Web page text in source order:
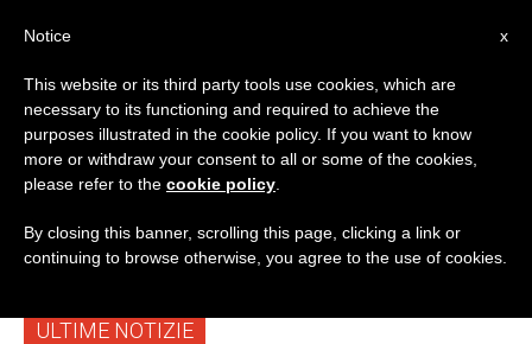
TAG
Posts Tagged ‘mons.
William Shomali’
ULTIME NOTIZIE
x
Notice
This website or its third party tools use cookies, which are
necessary to its functioning and required to achieve the
purposes illustrated in the cookie policy. If you want to know
more or withdraw your consent to all or some of the cookies,
please refer to the cookie policy
By closing this banner, scrolling this page, clicking a link or
continuing to browse otherwise, you agree to the use of cookies.